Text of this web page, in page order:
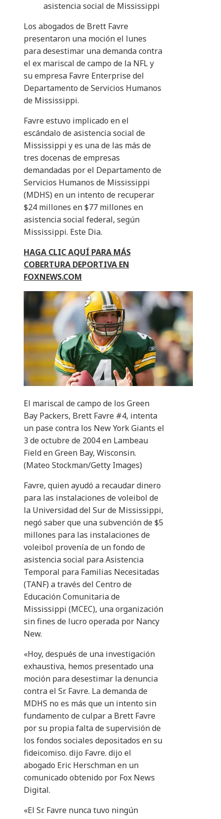
asistencia social de Mississippi
Los abogados de Brett Favre
presentaron una moción el lunes
para desestimar una demanda contra
el ex mariscal de campo de la NFL y
su empresa Favre Enterprise del
Departamento de Servicios Humanos
de Mississippi.
Favre estuvo implicado en el
escándalo de asistencia social de
Mississippi y es una de las más de
tres docenas de empresas
demandadas por el Departamento de
Servicios Humanos de Mississippi
(MDHS) en un intento de recuperar
$24 millones en $77 millones en
asistencia social federal, según
Mississippi. Este Dia.
HAGA CLIC AQUÍ PARA MÁS
COBERTURA DEPORTIVA EN
FOXNEWS.COM
El mariscal de campo de los Green
Bay Packers, Brett Favre #4, intenta
un pase contra los New York Giants el
3 de octubre de 2004 en Lambeau
Field en Green Bay, Wisconsin.
(Mateo Stockman/Getty Images)
Favre, quien ayudó a recaudar dinero
para las instalaciones de voleibol de
la Universidad del Sur de Mississippi,
negó saber que una subvención de $5
millones para las instalaciones de
voleibol provenía de un fondo de
asistencia social para Asistencia
Temporal para Familias Necesitadas
(TANF) a través del Centro de
Educación Comunitaria de
Mississippi (MCEC), una organización
sin fines de lucro operada por Nancy
New.
«Hoy, después de una investigación
exhaustiva, hemos presentado una
moción para desestimar la denuncia
contra el Sr. Favre. La demanda de
MDHS no es más que un intento sin
fundamento de culpar a Brett Favre
por su propia falta de supervisión de
los fondos sociales depositados en su
fideicomiso. dijo Favre. dijo el
abogado Eric Herschman en un
comunicado obtenido por Fox News
Digital.
«El Sr. Favre nunca tuvo ningún